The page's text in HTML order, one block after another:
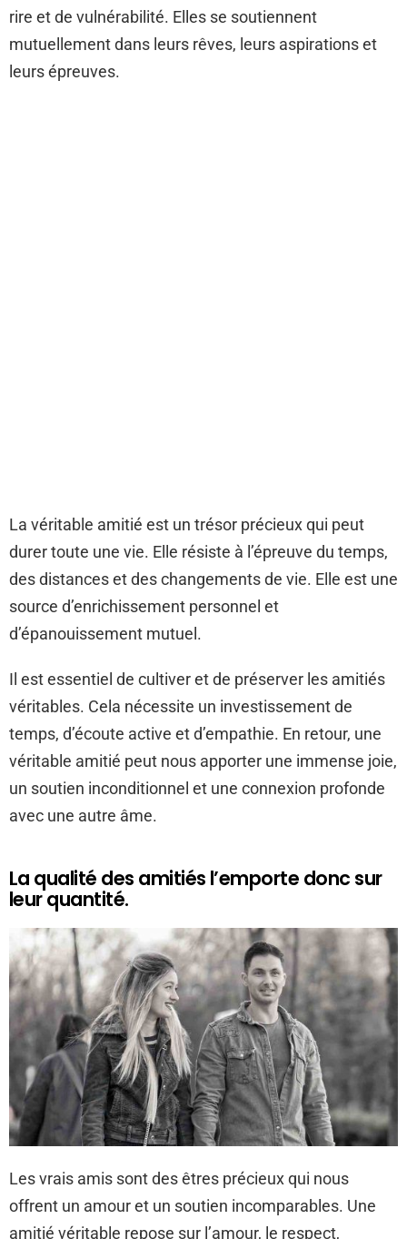
rire et de vulnérabilité. Elles se soutiennent
mutuellement dans leurs rêves, leurs aspirations et
leurs épreuves.
La véritable amitié est un trésor précieux qui peut
durer toute une vie. Elle résiste à l’épreuve du temps,
des distances et des changements de vie. Elle est une
source d’enrichissement personnel et
d’épanouissement mutuel.
Il est essentiel de cultiver et de préserver les amitiés
véritables. Cela nécessite un investissement de
temps, d’écoute active et d’empathie. En retour, une
véritable amitié peut nous apporter une immense joie,
un soutien inconditionnel et une connexion profonde
avec une autre âme.
La qualité des amitiés l’emporte donc sur
leur quantité.
Les vrais amis sont des êtres précieux qui nous
offrent un amour et un soutien incomparables. Une
amitié véritable repose sur l’amour, le respect,